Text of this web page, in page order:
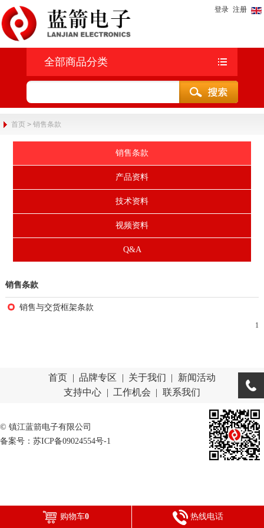
登录 注册
全部商品分类
首页 > 销售条款
销售条款
产品资料
技术资料
视频资料
Q&A
销售条款
销售与交货框架条款
1
首页 | 品牌专区 | 关于我们 |
新闻活动
支持中心 | 工作机会 | 联系我们
© 镇江蓝箭电子有限公司
备案号：苏ICP备09024554号-1
购物车0 热线电话